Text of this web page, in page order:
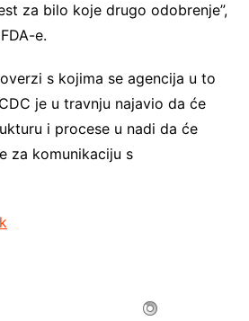
za bilo koje drugo odobrenje”,
e.
s kojima se agencija u to
je u travnju najavio da će
i procese u nadi da će
za komunikaciju s